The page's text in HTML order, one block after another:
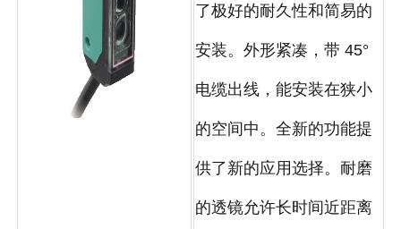
了极好的耐久性和简易的
安装。外形紧凑，带 45°
电缆出线，能安装在狭小
的空间中。全新的功能提
供了新的应用选择。耐磨
的透镜允许长时间近距离